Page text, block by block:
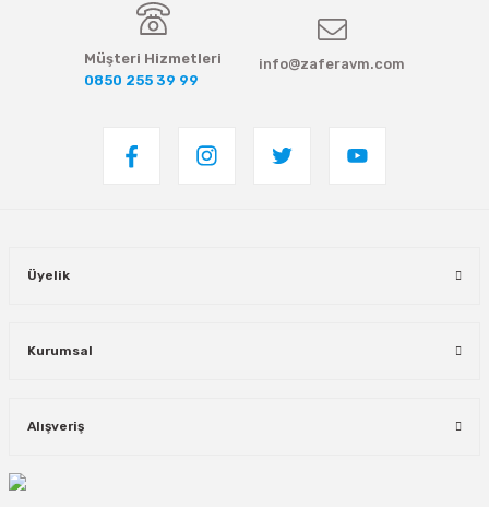
Müşteri Hizmetleri
0850 255 39 99
info@zaferavm.com
Üyelik
Kurumsal
Alışveriş